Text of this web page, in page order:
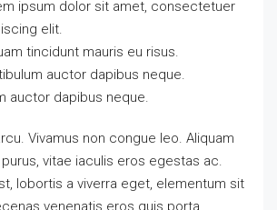
ipsum dolor sit amet, consectetuer
elit.
tincidunt mauris eu risus.
auctor dapibus neque.
auctor dapibus neque.
Vivamus non congue leo. Aliquam
vitae iaculis eros egestas ac.
lobortis a viverra eget, elementum sit
venenatis eros quis porta